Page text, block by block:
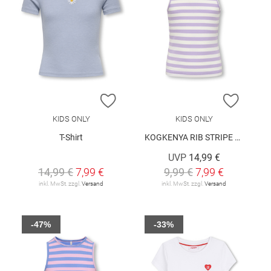
ZUR WUNSCHLISTE HINZUFÜGEN
KIDS ONLY
T-Shirt
14,99 €7,99 €
inkl. MwSt. zzgl. Versand
ZUR
KIDS ONLY
KOGKENYA RIB STRIPE TANK TOP JRS
UVP 14,99 €
9,99 €7,99 €
inkl. MwSt. zzgl. Versand
-47% -33%